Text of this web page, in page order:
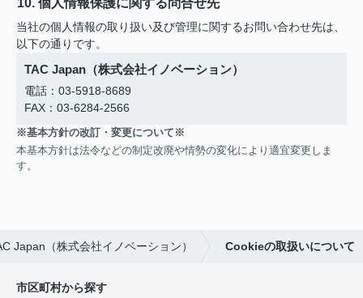
当社の個人情報の取り扱い及び管理に関するお問い合わせ先は、
以下の通りです。
TAC Japan（株式会社イノベーション）
電話：03-5918-8689
FAX：03-6284-2566
※基本方針の改訂・変更について※
本基本方針は法令などの制定改廃や情勢の変化により適宜変更しま
す。
Japan（株式会社イノベーション） Cookieの取扱いについて
市区町村から探す